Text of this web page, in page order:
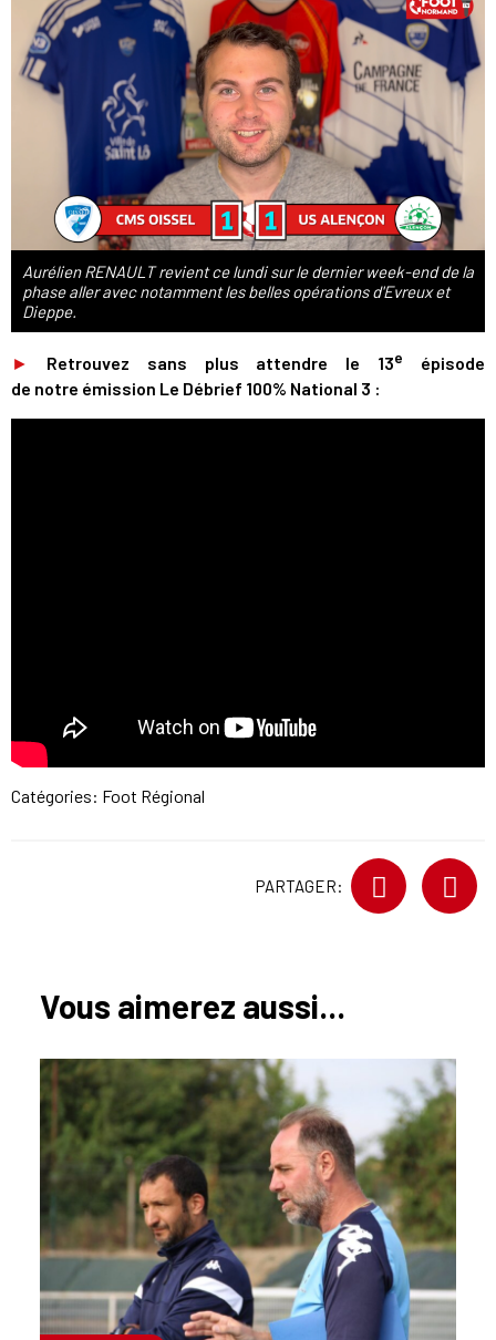
Aurélien RENAULT revient ce lundi sur le dernier week-end de la
phase aller avec notamment les belles opérations d'Evreux et
Dieppe.
► Retrouvez sans plus attendre le 13e
épisode
de notre émission Le Débrief 100% National 3 :
Catégories: Foot Régional
PARTAGER:
Vous aimerez aussi...